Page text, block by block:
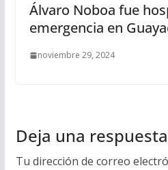
Álvaro Noboa fue
emergencia en
noviembre 29, 2024
Deja una respuesta
Tu dirección de correo